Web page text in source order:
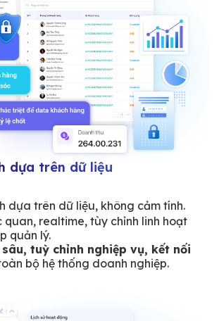
dựa trên dữ liệu
dựa trên dữ liệu, không cảm tính.
quan, realtime, tùy chỉnh linh hoạt
quản lý.
sâu, tuỳ chỉnh nghiệp vụ, kết nối
bộ hệ thống doanh nghiệp.